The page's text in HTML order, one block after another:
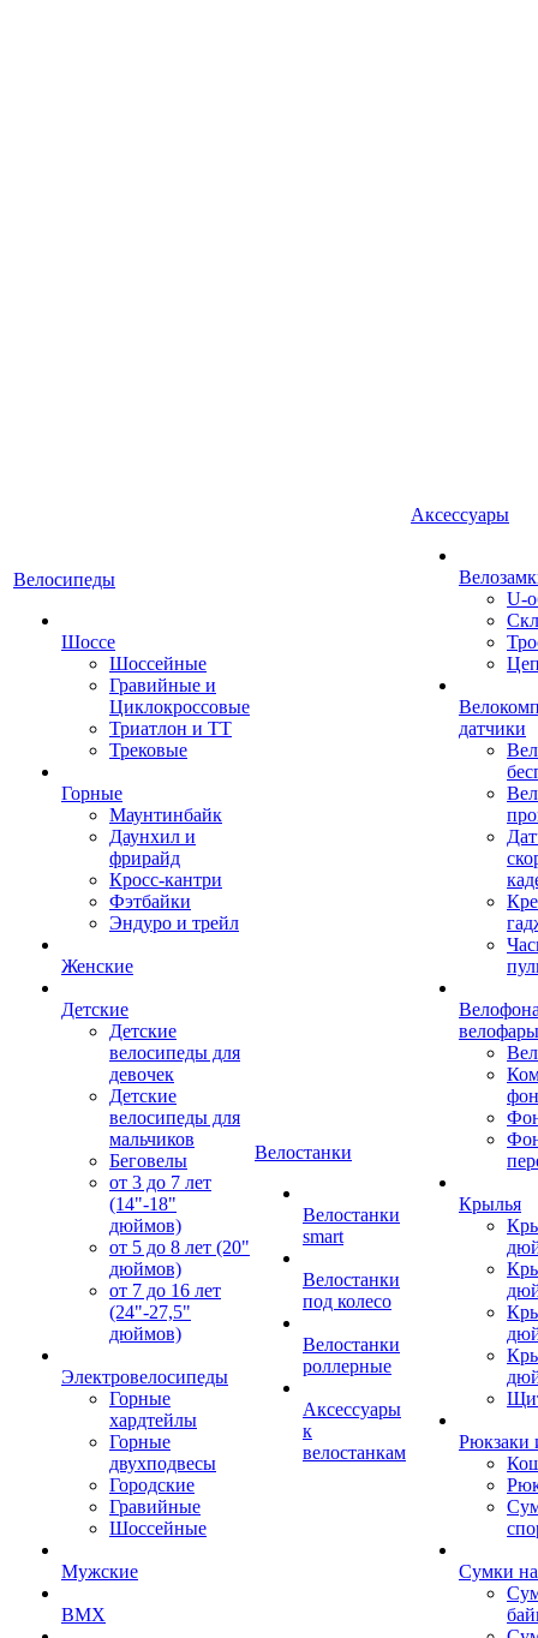
Велосипеды
Шоссе
Шоссейные
Гравийные и
Циклокроссовые
Триатлон и ТТ
Трековые
Горные
Маунтинбайк
Даунхил и
фрирайд
Кросс-кантри
Фэтбайки
Эндуро и трейл
Женские
Детские
Детские
велосипеды для
девочек
Детские
велосипеды для
мальчиков
Беговелы
от 3 до 7 лет
(14"-18"
дюймов)
от 5 до 8 лет (20"
дюймов)
от 7 до 16 лет
(24"-27,5"
дюймов)
Электровелосипеды
Горные
хардтейлы
Горные
двухподвесы
Городские
Гравийные
Шоссейные
Мужские
BMX
Велостанки
Велостанки
smart
Велостанки
под колесо
Велостанки
роллерные
Аксессуары
к
велостанкам
Аксессуары
U-
датчики
велофары
Крылья
Рюкзаки
Сумки